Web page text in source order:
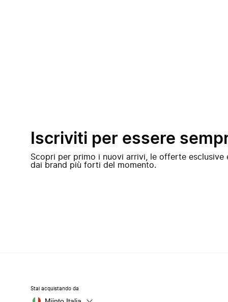
Iscriviti per essere
Scopri per primo i nuovi arrivi, le offerte esclusive
dai brand più forti del momento.
Stai acquistando da